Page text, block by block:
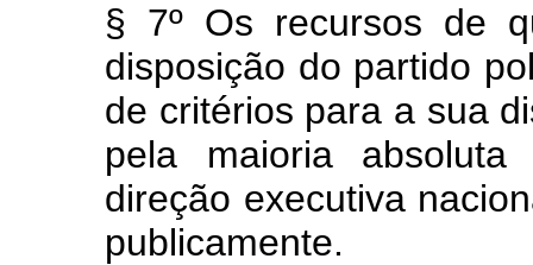
§ 7º Os recursos de
disposição do partido
de critérios para a sua
pela maioria
direção executiva
publicamente.